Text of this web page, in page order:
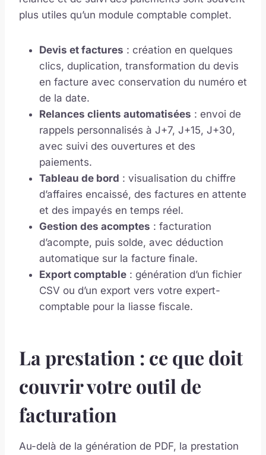
plus utiles qu’un module comptable complet.
Devis et factures : création en quelques
clics, duplication, transformation du devis
en facture avec conservation du numéro et
de la date.
Relances clients automatisées : envoi de
rappels personnalisés à J+7, J+15, J+30,
avec suivi des ouvertures et des
paiements.
Tableau de bord : visualisation du chiffre
d’affaires encaissé, des factures en attente
et des impayés en temps réel.
Gestion des acomptes : facturation
d’acompte, puis solde, avec déduction
automatique sur la facture finale.
Export comptable : génération d’un fichier
CSV ou d’un export vers votre expert-
comptable pour la liasse fiscale.
La prestation : ce que doit
couvrir votre outil de
facturation
Au-delà de la génération de PDF, la prestation